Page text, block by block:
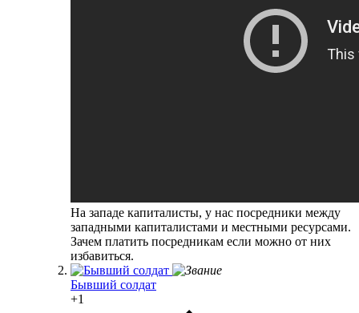
На западе капиталисты, у нас посредники между
западными капиталистами и местными ресурсами.
Зачем платить посредникам если можно от них
избавиться.
Бывший солдат
+1